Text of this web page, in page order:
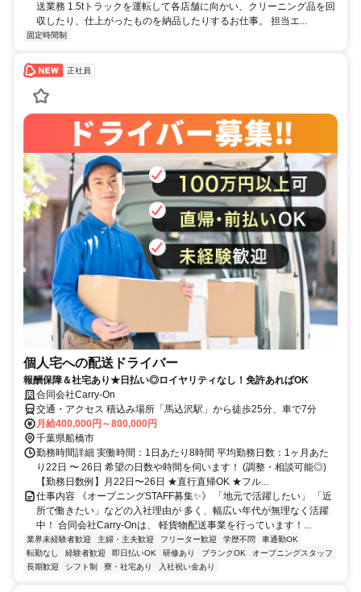
送業務 1.5tトラックを運転して各店舗に向かい、クリーニング品を回
収したり、仕上がったものを納品したりするお仕事。 担当エ...
固定時間制
正社員
個人宅への配送ドライバー
報酬保障＆社宅あり★日払い◎ロイヤリティなし！免許あればOK
合同会社Carry-On
交通・アクセス 積込み場所「馬込沢駅」から徒歩25分、車で7分
月給400,000円～800,000円
千葉県船橋市
勤務時間詳細 実働時間：1日あたり8時間 平均勤務日数：1ヶ月あた
り22日 〜 26日 希望の日数や時間を伺います！ (調整・相談可能◎)
【勤務日数例】月22日〜26日 ★直行直帰OK ★フル...
仕事内容 《オープニングSTAFF募集✨》 「地元で活躍したい」 「近
所で働きたい」などの入社理由が 多く、幅広い年代が無理なく活躍
中！ 合同会社Carry-Onは、 軽貨物配送事業を行っています！...
業界未経験者歓迎 主婦・主夫歓迎 フリーター歓迎 学歴不問
車通勤OK
転勤なし
経験者歓迎 即日払いOK 研修あり ブランクOK
オープニングスタッフ
長期歓迎
シフト制 寮・社宅あり 入社祝い金あり